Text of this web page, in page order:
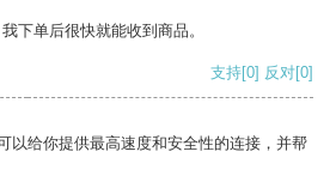
下单后很快就能收到商品。
支持[0] 反对[0]
以给你提供最高速度和安全性的连接，并帮